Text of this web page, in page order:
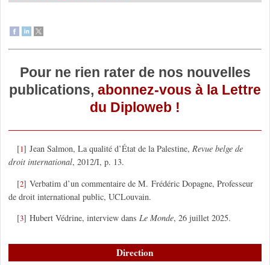
Pour ne rien rater de nos nouvelles
publications, abonnez-vous à la Lettre
du Diploweb !
[1]Jean Salmon, La qualité d’État de la Palestine,Revue belge de
droit international, 2012/I, p. 13.
[2]Verbatim d’un commentaire de M. Frédéric Dopagne, Professeur
de droit international public, UCLouvain.
[3]Hubert Védrine, interview dansLe Monde, 26 juillet 2025.
Direction